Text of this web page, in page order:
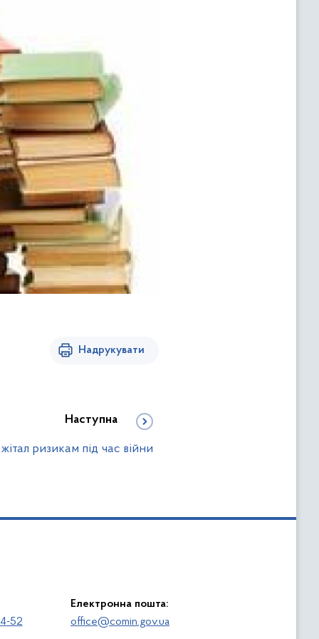
Надрукувати
Наступна
ризикам під час війни
52
Електронна пошта:
office@comin.gov.ua